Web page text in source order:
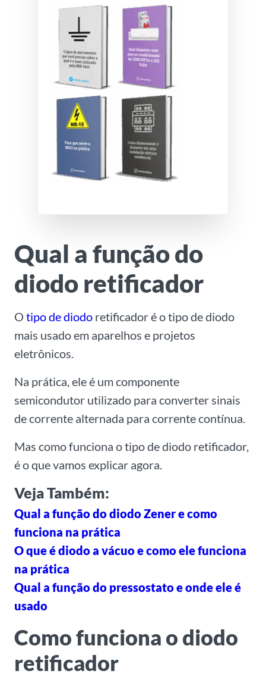
Qual a função do
diodo retificador
O tipo de diodo retificador é o tipo de diodo
mais usado em aparelhos e projetos
eletrônicos.
Na prática, ele é um componente
semicondutor utilizado para converter sinais
de corrente alternada para corrente contínua.
Mas como funciona o tipo de diodo retificador,
é o que vamos explicar agora.
Veja Também:
Qual a função do diodo Zener e como
funciona na prática
O que é diodo a vácuo e como ele funciona
na prática
Qual a função do pressostato e onde ele é
usado
Como funciona o diodo
retificador